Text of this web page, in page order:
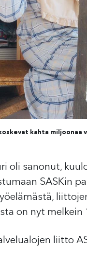
kahta miljoonaa
oli sanonut,
SASKin
on nyt melkein
liitto